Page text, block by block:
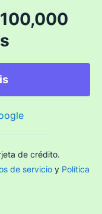
de crédito.
de servicio y Política